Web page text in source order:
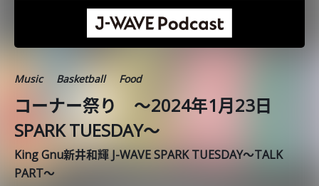
Music Basketball Food
コーナー祭り ～2024年1月23日
SPARK TUESDAY～
King Gnu新井和輝 J-WAVE SPARK TUESDAY～TALK
PART～